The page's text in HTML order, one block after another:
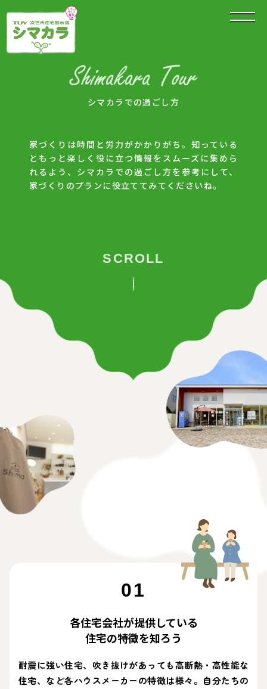
シマカラでの過ごし方
家づくりは時間と労力がかかりがち。知っている
ともっと楽しく役に立つ情報をスムーズに集めら
れるよう、 シマカラでの過ごし方を参考にして、
家づくりのプランに役立ててみてくださいね。
SCROLL
01
各住宅会社が提供している
住宅の特徴を知ろう
耐震に強い住宅、吹き抜けがあっても高断熱・高性能な
住宅、など各ハウスメーカーの特徴は様々。自分たちの